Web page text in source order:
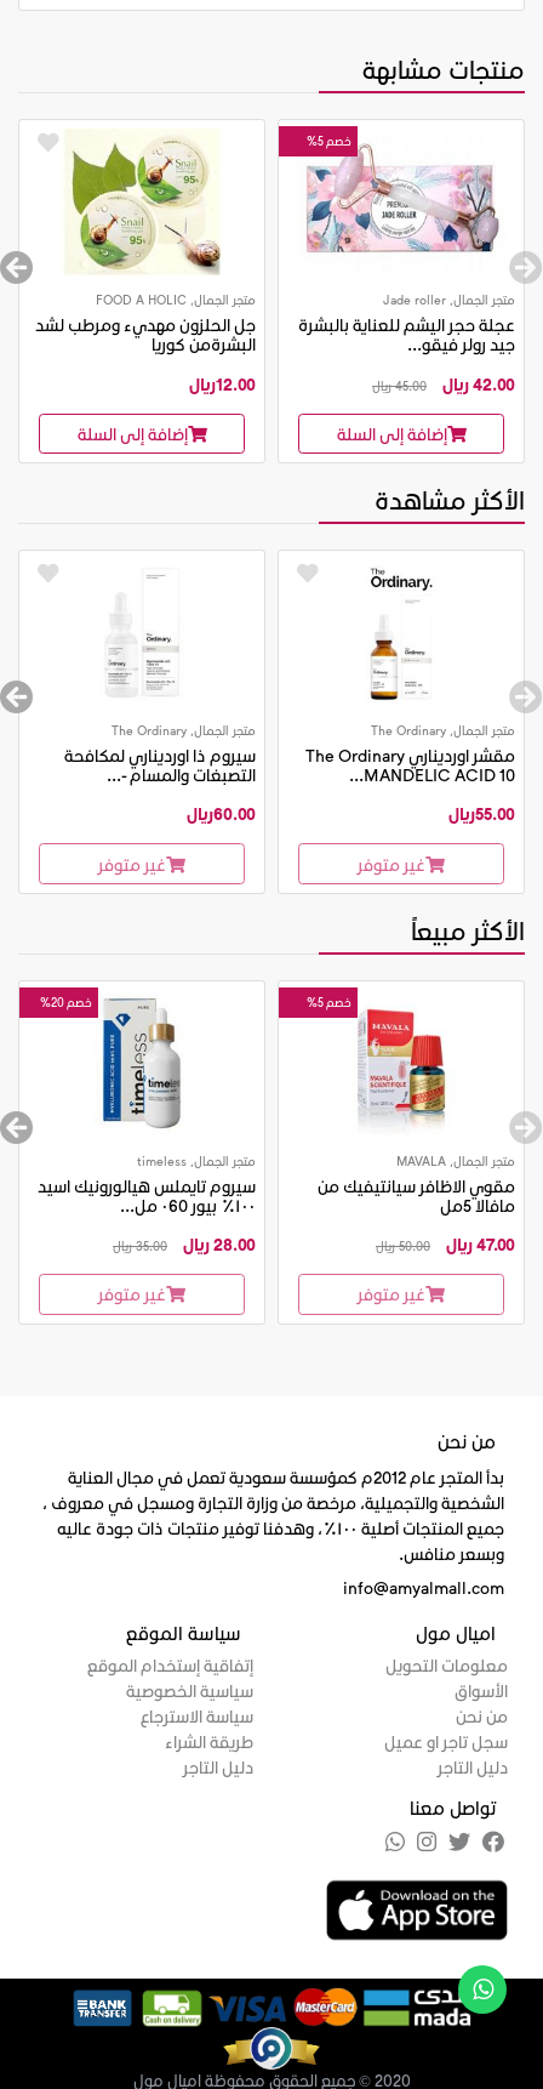
منتجات مشابهة
خصم 5%
متجر الجمال, Jade roller
عجلة حجر اليشم للعناية بالبشرة
جيد رولر فيقو...
42.00 ريال
45.00 ريال
إضافة إلى السلة
متجر الجمال, FOOD A HOLIC
جل الحلزون مهديء ومرطب لشد
البشرةمن كوريا
12.00ريال
إضافة إلى السلة
الأكثر مشاهدة
متجر الجمال, The Ordinary
مقشر اورديناري The Ordinary
MANDELIC ACID 10...
55.00ريال
غير متوفر
متجر الجمال, The Ordinary
سيروم ذا اورديناري لمكافحة
التصبغات والمسام -...
60.00ريال
غير متوفر
الأكثر مبيعاً
خصم 5%
متجر الجمال, MAVALA
مقوي الاظافر سيانتيفيك من
مافالا 5مل
47.00 ريال
50.00 ريال
غير متوفر
خصم 20%
متجر الجمال, timeless
سيروم تايملس هيالورونيك اسيد
١٠٠٪ بيور ٠60 مل...
28.00 ريال
35.00 ريال
غير متوفر
من نحن
بدأ المتجر عام 2012م كمؤسسة سعودية تعمل في مجال العناية
الشخصية والتجميلية، مرخصة من وزارة التجارة ومسجل في معروف ،
جميع المنتجات أصلية ١٠٠٪، وهدفنا توفير منتجات ذات جودة عاليه
وبسعر منافس.
info@amyalmall.com
اميال مول
معلومات التحويل
الأسواق
من نحن
سجل تاجر او عميل
دليل التاجر
سياسة الموقع
إتفاقية إستخدام الموقع
سياسية الخصوصية
سياسة الاسترجاع
طريقة الشراء
دليل التاجر
تواصل معنا
2020 © جميع الحقوق محفوظة اميال مول